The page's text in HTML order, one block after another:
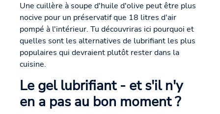
Une cuillère à soupe d'huile d'olive peut être plus
nocive pour un préservatif que 18 litres d'air
pompé à l'intérieur. Tu découvriras ici pourquoi et
quelles sont les alternatives de lubrifiant les plus
populaires qui devraient plutôt rester dans la
cuisine.
Le gel lubrifiant - et s'il n'y
en a pas au bon moment ?